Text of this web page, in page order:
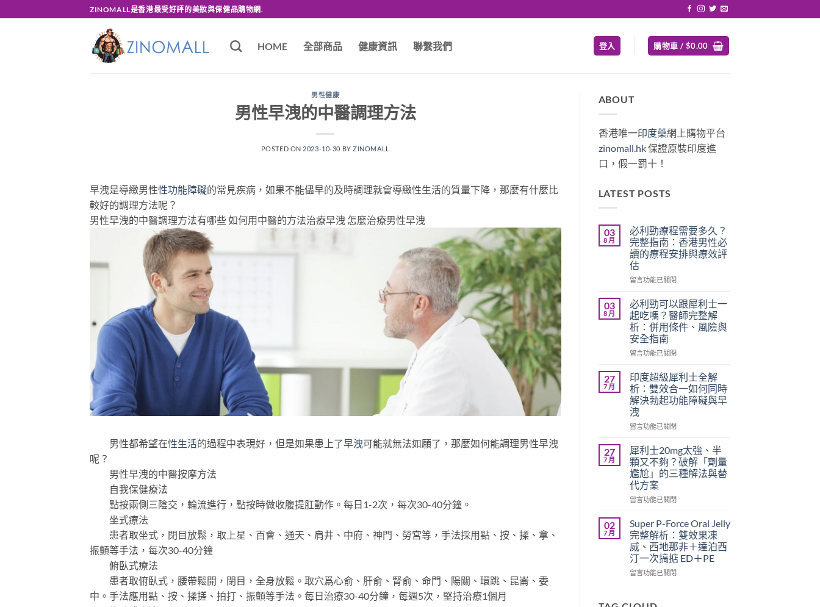
to
ZINOMALL是香港最受好評的美妝與保健品購物網.
HOME 全部商品 健康資訊 聯繫我們 登入 購物車 / $0.00
男性健康
男性早洩的中醫調理方法
POSTED ON 2023-10-30 BYZINOMALL
早洩是導緻男性性功能障礙的常見疾病，如果不能儘早的及時調理就會導緻性生活的質量下降，那麼有什麼比
較好的調理方法呢？
男性早洩的中醫調理方法有哪些 如何用中醫的方法治療早洩 怎麼治療男性早洩
男性都希望在性生活的過程中表現好，但是如果患上了早洩可能就無法如願了，那麼如何能調理男性早洩
呢？
男性早洩的中醫按摩方法
自我保健療法
點按兩側三陰交，輪流進行，點按時做收腹提肛動作。每日1-2次，每次30-40分鐘。
坐式療法
患者取坐式，閉目放鬆，取上星、百會、通天、肩井、中府、神門、勞宮等，手法採用點、按、揉、拿、
振顫等手法，每次30-40分鐘
俯臥式療法
患者取俯臥式，腰帶鬆開，閉目，全身放鬆。取穴爲心俞、肝俞、腎俞、命門、陽關、環跳、昆崙、委
中。手法應用點、按、揉搓、拍打、振顫等手法。每日治療30-40分鐘，每週5次，堅持治療1個月
ABOUT
香港唯一印度藥網上購物平台
zinomall.hk保證原裝印度進
口，假一罰十！
LATEST POSTS
03
8 月
必利勁療程需要多久？
完整指南：香港男性必
讀的療程安排與療效評
估
在
利
勁
療
程
需
要
久？
完
整
指
南：
香
男
性
必
讀
的
療
排
與
療
效
評
留言功能已關閉
03
8 月
必利勁可以跟犀利士一
起吃嗎？醫師完整解
析：併用條件、風險與
安全指南
在
利
勁
可
以
跟
犀
士
一
起
吃
嗎？
醫
整
解
析：
併
用
留言功能已關閉
27
7 月
印度超級犀利士全解
析：雙效合一如何同時
解決勃起功能障礙與早
洩
在
度
超
級
犀
利
士
解
析：
雙
效
合
一
同
留言功能已關閉
27
7 月
犀利士20mg太強、半
顆又不夠？破解「劑量
尷尬」的三種解法與替
代方案
在
利
士
20mg
太
強、
半
不
留言功能已關閉
02
7 月
Super P-Force Oral Jelly
完整解析：雙效果凍
威、西地那非＋達泊西
汀一次搞掂 ED＋PE
在
Force
留言功能已關閉